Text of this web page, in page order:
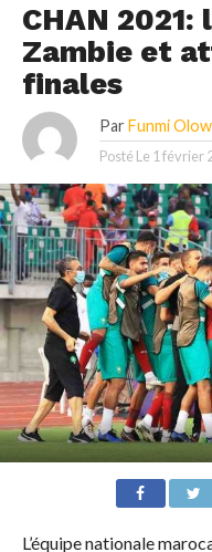
CHAN
Zambie et
finales
Par Funmi
Posté Le 1 février
L’équipe nationale